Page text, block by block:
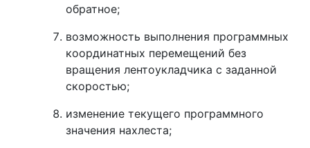
обратное;
возможность выполнения программных
координатных перемещений без
вращения лентоукладчика с заданной
скоростью;
изменение текущего программного
значения нахлеста;